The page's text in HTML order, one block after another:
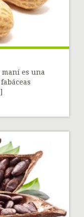
maní es una